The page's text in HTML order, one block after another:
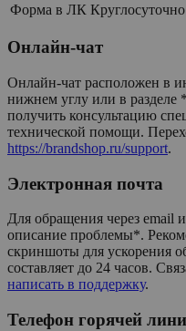
Форма в ЛК Круглосуточно
Онлайн-чат
Онлайн-чат расположен в
нижнем углу или в
получить консультацию
технической помощи.
https://brandshop.ru/support.
Электронная почта
Для обращения через email
описание проблемы*.
скриншоты для ускорения
составляет до 24 часов.
написать в поддержку.
Телефон горячей